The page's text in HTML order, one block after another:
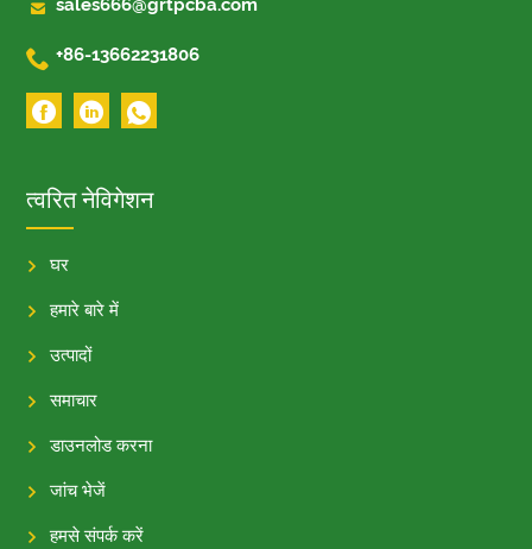
 sales666@grtpcba.com
 +86-13662231806
त्वरित नेविगेशन
घर
हमारे बारे में
उत्पादों
समाचार
डाउनलोड करना
जांच भेजें
हमसे संपर्क करें